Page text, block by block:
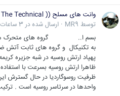
وانت های مسلح (( The Technical ))
توسط MR9
· ارسال شده در 3 ساعات قبل
بسم ا.. گروه های متحرک
به تکنیکال و گروه های ثابت آتش
پهپاد ارتش روسیه در شبه جزیره
ظاهرا ارتش روسیه بسرعت با استفاده
ظرفیت روسوگاردیا در حال گسترش
واحدها در سرتاسر روسیه است .